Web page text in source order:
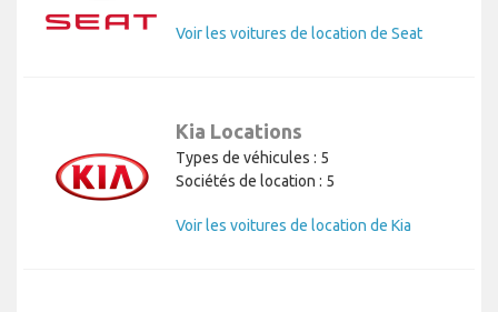
Voir les voitures de location de Seat
Kia Locations
Types de véhicules : 5
Sociétés de location : 5
Voir les voitures de location de Kia